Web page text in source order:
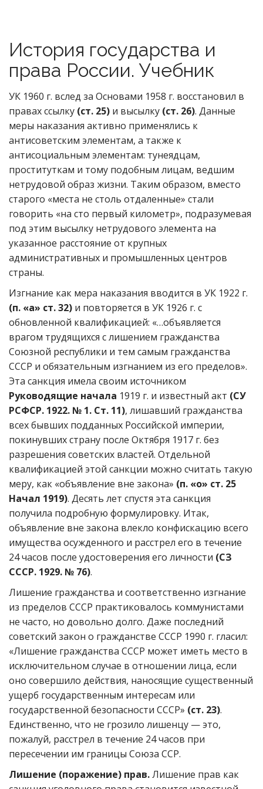
История государства и
права России. Учебник
УК 1960 г. вслед за Основами 1958 г. восстановил в
правах ссылку (ст. 25) и высылку (ст. 26). Данные
меры наказания активно применялись к
антисоветским элементам, а также к
антисоциальным элементам: тунеядцам,
проституткам и тому подобным лицам, ведшим
нетрудовой образ жизни. Таким образом, вместо
старого «места не столь отдаленные» стали
говорить «на сто первый километр», подразумевая
под этим высылку нетрудового элемента на
указанное расстояние от крупных
административных и промышленных центров
страны.
Изгнание как мера наказания вводится в УК 1922 г.
(п. «а» ст. 32) и повторяется в УК 1926 г. с
обновленной квалификацией: «…объявляется
врагом трудящихся с лишением гражданства
Союзной республики и тем самым гражданства
СССР и обязательным изгнанием из его пределов».
Эта санкция имела своим источником
Руководящие начала 1919 г. и известный акт (СУ
РСФСР. 1922. № 1. Ст. 11), лишавший гражданства
всех бывших подданных Российской империи,
покинувших страну после Октября 1917 г. без
разрешения советских властей. Отдельной
квалификацией этой санкции можно считать такую
меру, как «объявление вне закона» (п. «о» ст. 25
Начал 1919). Десять лет спустя эта санкция
получила подробную формулировку. Итак,
объявление вне закона влекло конфискацию всего
имущества осужденного и расстрел его в течение
24 часов после удостоверения его личности (СЗ
СССР. 1929. № 76).
Лишение гражданства и соответственно изгнание
из пределов СССР практиковалось коммунистами
не часто, но довольно долго. Даже последний
советский закон о гражданстве СССР 1990 г. гласил:
«Лишение гражданства СССР может иметь место в
исключительном случае в отношении лица, если
оно совершило действия, наносящие существенный
ущерб государственным интересам или
государственной безопасности СССР» (ст. 23).
Единственно, что не грозило лишенцу — это,
пожалуй, расстрел в течение 24 часов при
пересечении им границы Союза ССР.
Лишение (поражение) прав.Лишение прав как